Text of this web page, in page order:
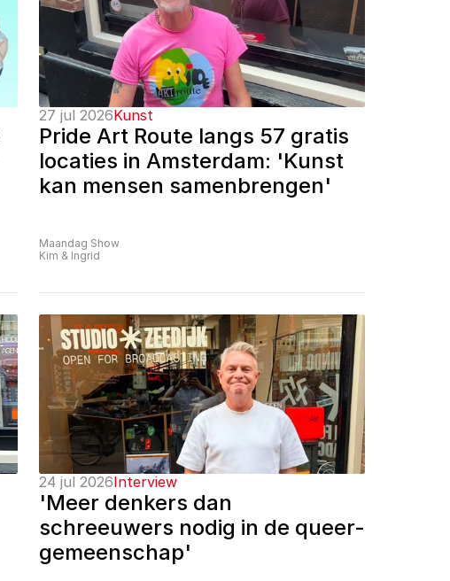
27 jul 2026Kunst
Pride Art Route langs 57 gratis
locaties in Amsterdam: 'Kunst
kan mensen samenbrengen'
Maandag Show
Kim & Ingrid
24 jul 2026Interview
'Meer denkers dan
schreeuwers nodig in de queer-
gemeenschap'